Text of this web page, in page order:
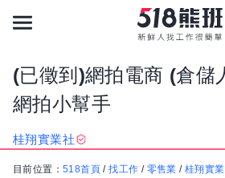
(已徵到)網拍電商 (倉儲
網拍小幫手
桂翔實業社
目前位置： 518首頁 /找工作 / 零售業 /桂翔實